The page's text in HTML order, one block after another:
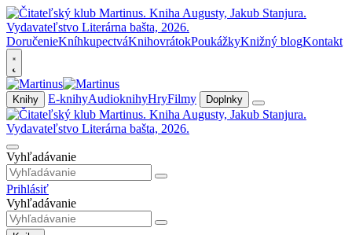
DoručenieKníhkupectváKnihovrátokPoukážkyKnižný blogKontakt
Knihy E-knihyAudioknihyHryFilmy Doplnky
Vyhľadávanie
Prihlásiť
Vyhľadávanie